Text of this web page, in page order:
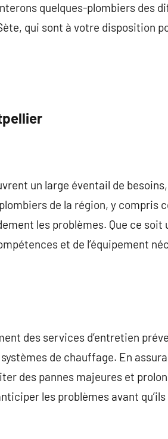
quelques-plombiers des
qui sont à votre disposition
un large éventail de
de la région, y compris
les problèmes. Que ce soit
et de l’équipement
des services d’entretien
de chauffage. En
des pannes majeures et
les problèmes avant